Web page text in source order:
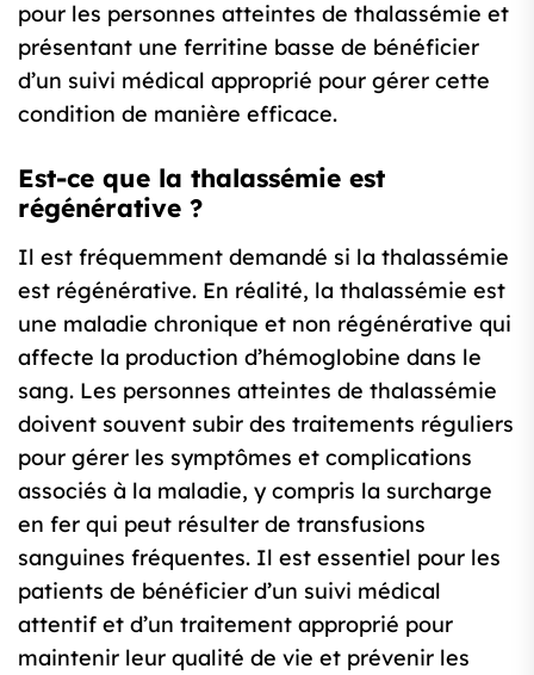
pour les personnes atteintes de thalassémie et
présentant une ferritine basse de bénéficier
d’un suivi médical approprié pour gérer cette
condition de manière efficace.
Est-ce que la thalassémie est
régénérative ?
Il est fréquemment demandé si la thalassémie
est régénérative. En réalité, la thalassémie est
une maladie chronique et non régénérative qui
affecte la production d’hémoglobine dans le
sang. Les personnes atteintes de thalassémie
doivent souvent subir des traitements réguliers
pour gérer les symptômes et complications
associés à la maladie, y compris la surcharge
en fer qui peut résulter de transfusions
sanguines fréquentes. Il est essentiel pour les
patients de bénéficier d’un suivi médical
attentif et d’un traitement approprié pour
maintenir leur qualité de vie et prévenir les